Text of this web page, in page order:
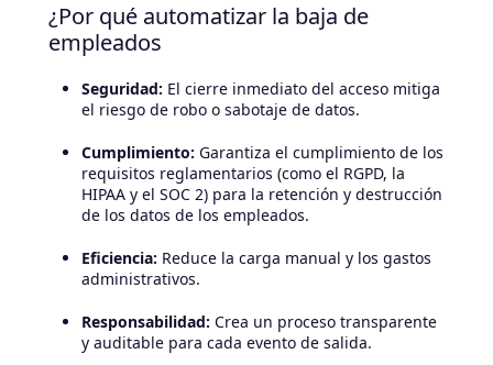
¿Por qué automatizar la baja de
empleados
Seguridad: El cierre inmediato del acceso mitiga
el riesgo de robo o sabotaje de datos.
Cumplimiento: Garantiza el cumplimiento de los
requisitos reglamentarios (como el RGPD, la
HIPAA y el SOC 2) para la retención y destrucción
de los datos de los empleados.
Eficiencia: Reduce la carga manual y los gastos
administrativos.
Responsabilidad: Crea un proceso transparente
y auditable para cada evento de salida.